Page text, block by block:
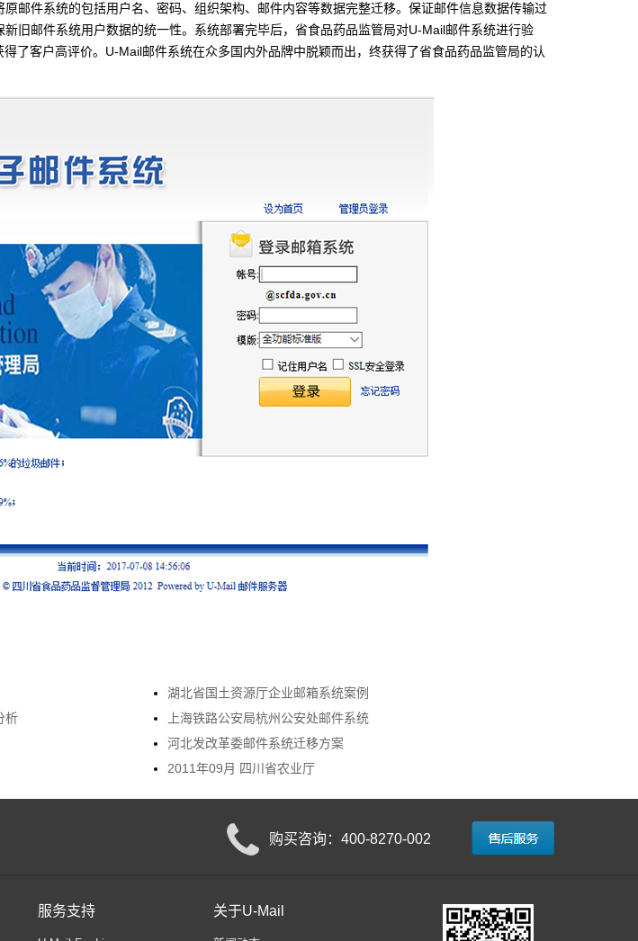
邮件系统的包括用户名、密码、组织架构、邮件内容等数据完整迁移。保证邮件信息数据传输过
旧邮件系统用户数据的统一性。系统部署完毕后，省食品药品监管局对U-Mail邮件系统进行验
了客户高评价。U-Mail邮件系统在众多国内外品牌中脱颖而出，终获得了省食品药品监管局的认
湖北省国土资源厅企业邮箱系统案例
析
上海铁路公安局杭州公安处邮件系统
河北发改革委邮件系统迁移方案
2011年09月 四川省农业厅
购买咨询：400-8270-002
服务支持 关于U-Mail